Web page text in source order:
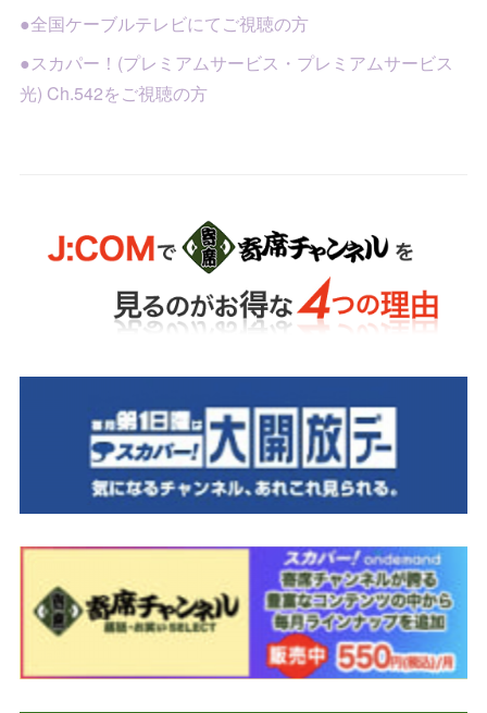
●全国ケーブルテレビにてご視聴の方
●スカパー！(プレミアムサービス・プレミアムサービス
光) Ch.542をご視聴の方